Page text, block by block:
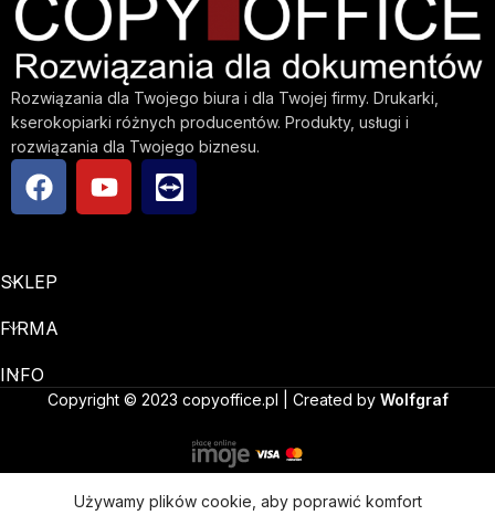
Rozwiązania dla Twojego biura i dla Twojej firmy. Drukarki,
kserokopiarki różnych producentów. Produkty, usługi i
rozwiązania dla Twojego biznesu.
SKLEP
FIRMA
INFO
Copyright © 2023 copyoffice.pl | Created by Wolfgraf
Używamy plików cookie, aby poprawić komfort